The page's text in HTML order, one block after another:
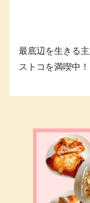
最底辺を生きる
ストコを満喫中！